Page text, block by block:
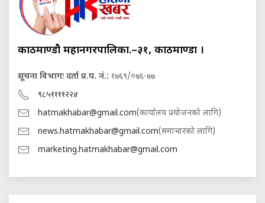
काठमाण्डौ महानगरपालिका.–३१, काठमाण्डौं ।
सूचना विभागः दर्ता प्र.प. नं.: १७६९/०७६-७७
९८५११११२२४
hatmakhabar@gmail.com(कार्यालय प्रयोजनको लागि)
news.hatmakhabar@gmail.com(समाचारको लागि)
marketing.hatmakhabar@gmail.com